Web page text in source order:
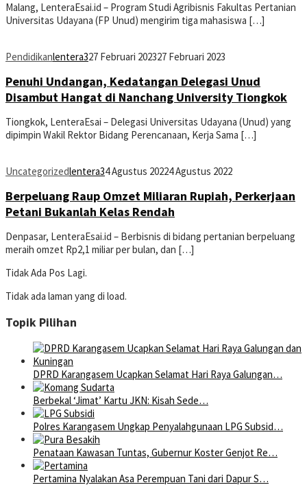
Malang, LenteraEsai.id – Program Studi Agribisnis Fakultas Pertanian
Universitas Udayana (FP Unud) mengirim tiga mahasiswa […]
Pendidikanlentera327 Februari 202327 Februari 2023
Penuhi Undangan, Kedatangan Delegasi Unud
Disambut Hangat di Nanchang University Tiongkok
Tiongkok, LenteraEsai – Delegasi Universitas Udayana (Unud) yang
dipimpin Wakil Rektor Bidang Perencanaan, Kerja Sama […]
Uncategorizedlentera34 Agustus 20224 Agustus 2022
Berpeluang Raup Omzet Miliaran Rupiah, Perkerjaan
Petani Bukanlah Kelas Rendah
Denpasar, LenteraEsai.id – Berbisnis di bidang pertanian berpeluang
meraih omzet Rp2,1 miliar per bulan, dan […]
Tidak Ada Pos Lagi.
Tidak ada laman yang di load.
Topik Pilihan
DPRD Karangasem Ucapkan Selamat Hari Raya Galungan…
Berbekal ‘Jimat’ Kartu JKN: Kisah Sede…
Polres Karangasem Ungkap Penyalahgunaan LPG Subsid…
Penataan Kawasan Tuntas, Gubernur Koster Genjot Re…
Pertamina Nyalakan Asa Perempuan Tani dari Dapur S…